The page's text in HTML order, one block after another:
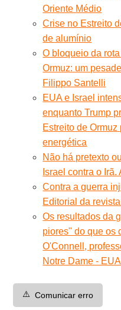
Oriente Médio
Crise no Estreito
de alumínio
O bloqueio da
Ormuz: um
Filippo Santelli
EUA e Israel
enquanto Trump
Estreito de
energética
Não há pretexto
Israel contra o
Contra a guerra
Editorial da
Os resultados da
piores" do que os
O'Connell,
Notre Dame - EUA
⚠️ Comunicar erro